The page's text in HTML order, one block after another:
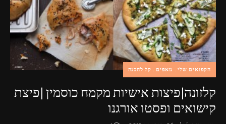
הקפואים שלי מאפים קל להכנה
קלזונה|פיצות אישיות מקמח כוסמין |פיצת
קישואים ופסטו אורגנו